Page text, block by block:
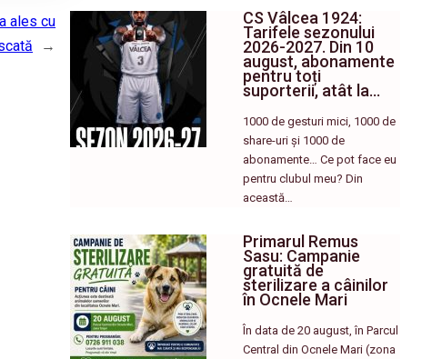
ales cu
→
CS Vâlcea 1924:
Tarifele sezonului
2026-2027. Din 10
august, abonamente
pentru toți
suporterii, atât la…
1000 de gesturi mici, 1000 de
share-uri și 1000 de
abonamente… Ce pot face eu
pentru clubul meu? Din
această…
Primarul Remus
Sasu: Campanie
gratuită de
sterilizare a câinilor
în Ocnele Mari
În data de 20 august, în Parcul
Central din Ocnele Mari (zona